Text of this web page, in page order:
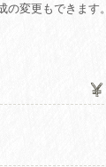
の変更もできます。